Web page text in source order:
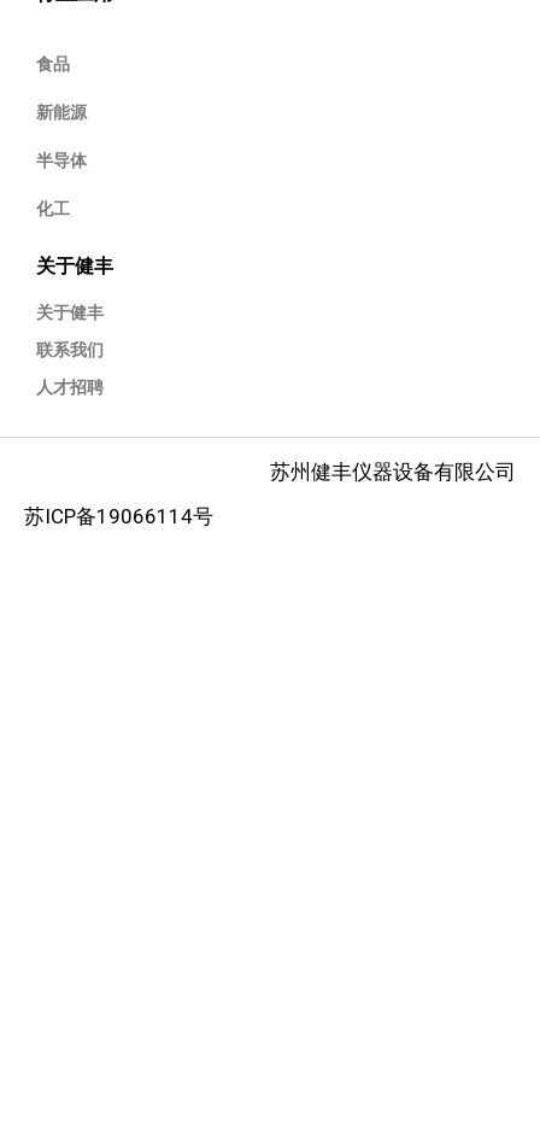
食品
新能源
半导体
化工
关于健丰
关于健丰
联系我们
人才招聘
苏州健丰仪器设备有限公司
苏ICP备19066114号